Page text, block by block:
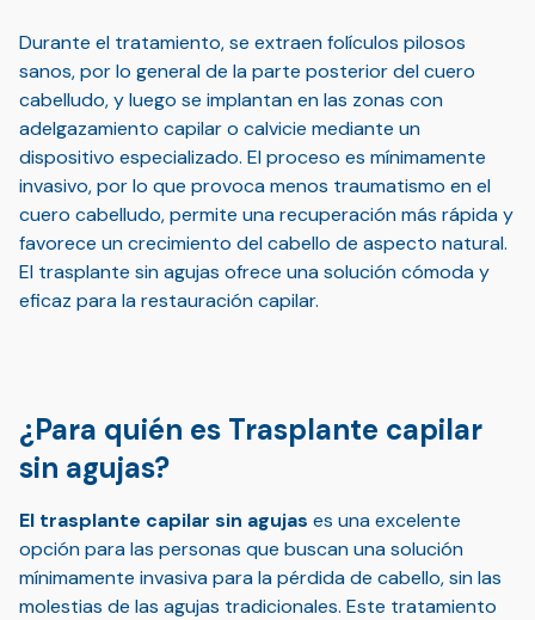
Durante el tratamiento, se extraen folículos pilosos
sanos, por lo general de la parte posterior del cuero
cabelludo, y luego se implantan en las zonas con
adelgazamiento capilar o calvicie mediante un
dispositivo especializado. El proceso es mínimamente
invasivo, por lo que provoca menos traumatismo en el
cuero cabelludo, permite una recuperación más rápida y
favorece un crecimiento del cabello de aspecto natural.
El trasplante sin agujas ofrece una solución cómoda y
eficaz para la restauración capilar.
¿Para quién es Trasplante capilar
sin agujas?
El trasplante capilar sin agujas es una excelente
opción para las personas que buscan una solución
mínimamente invasiva para la pérdida de cabello, sin las
molestias de las agujas tradicionales. Este tratamiento